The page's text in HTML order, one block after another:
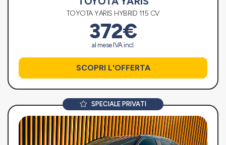
TOYOTA YARIS HYBRID 115 CV
372€
al mese IVA incl.
SCOPRI L'OFFERTA
SPECIALE PRIVATI